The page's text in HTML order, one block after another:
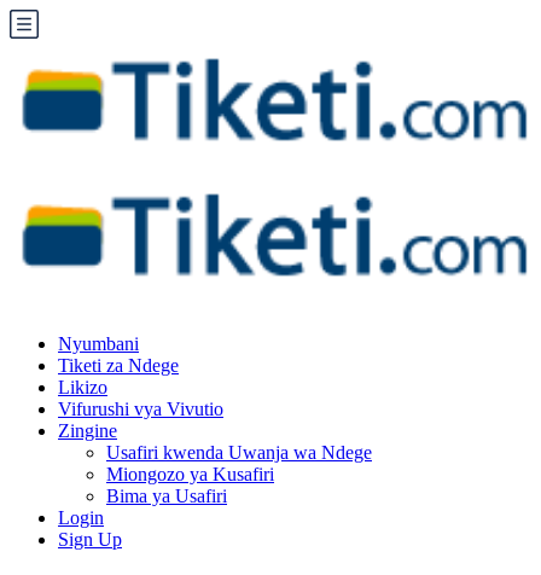
Nyumbani
Tiketi za Ndege
Likizo
Vifurushi vya Vivutio
Zingine
Usafiri kwenda Uwanja wa Ndege
Miongozo ya Kusafiri
Bima ya Usafiri
Login
Sign Up